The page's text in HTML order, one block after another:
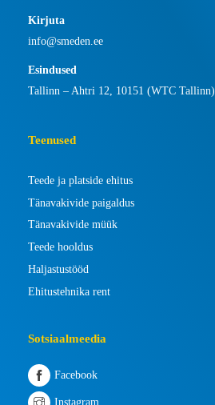
Kirjuta
info@smeden.ee
Esindused
Tallinn – Ahtri 12, 10151 (WTC Tallinn)
Teenused
Teede ja platside ehitus
Tänavakivide paigaldus
Tänavakivide müük
Teede hooldus
Haljastustööd
Ehitustehnika rent
Sotsiaalmeedia
Facebook
Instagram